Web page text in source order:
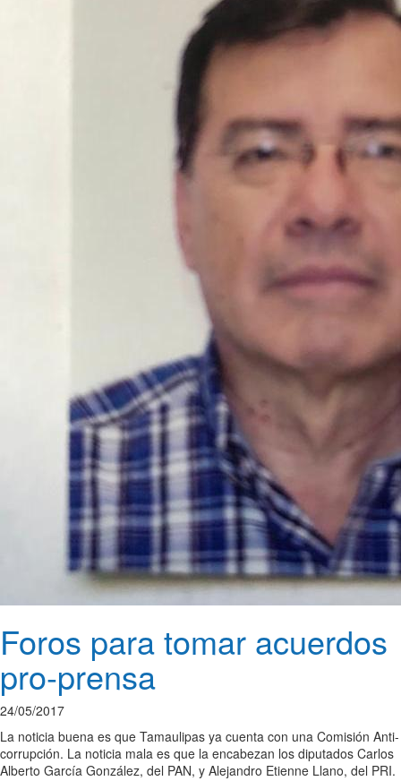
Foros para tomar acuerdos
pro-prensa
24/05/2017
La noticia buena es que Tamaulipas ya cuenta con una Comisión Anti-
corrupción. La noticia mala es que la encabezan los diputados Carlos
Alberto García González, del PAN, y Alejandro Etienne Llano, del PRI.